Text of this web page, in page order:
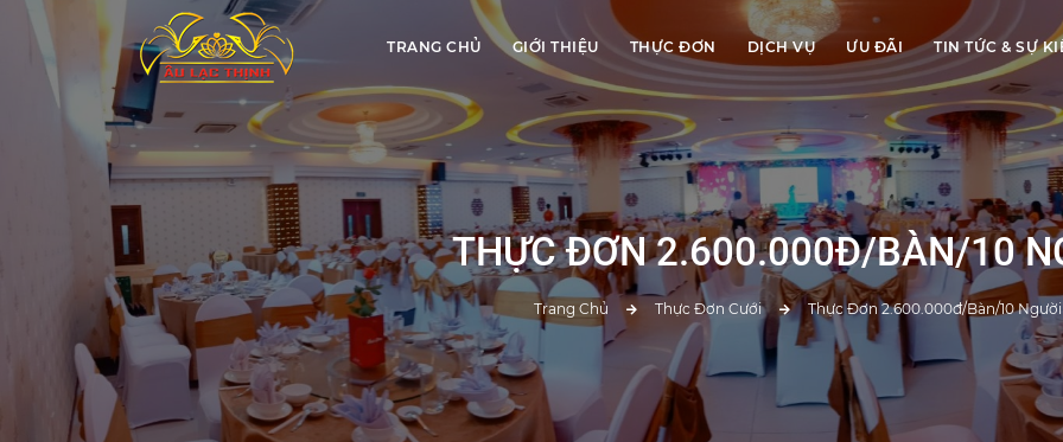
TRANG CHỦ GIỚI THIỆU THỰC ĐƠN DỊCH VỤ ƯU ĐÃI TIN TỨC & SỰ
THỰC ĐƠN 2.600.000Đ/BÀN/10
Trang Chủ Thực Đơn Cưới Thực Đơn 2.600.000đ/bàn/10 Người